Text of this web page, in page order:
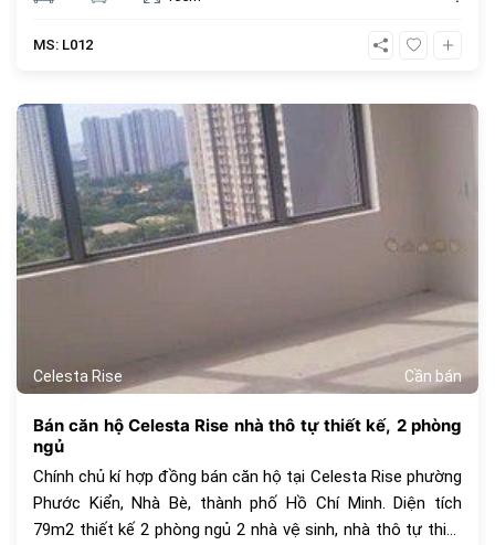
view thoáng mát. Giá thuê 22 triệu. Tiện ích dự án Celesta
Rise mang lại dành cho cư dân với những dịch vụ tiện nghi,
dài 200m, hồ tạo sóng và thác nước nhân tạo, hồ bơi cho
trẻ trên 5 tuổi, khu BBQ, khu cấm trại, sân tennis, sân bóng
rổ, sân golf mini, khu tắm hơi, Jacuzzi, khu hát karaoke,
trung tâm Gym và Yoga, công viên cho thú cưng, khu chiếu
phim ngoài trời, khu nhà trên cây, khu cắm trại,..
MS: L012
Celesta Rise Cần bán
Bán căn hộ Celesta Rise nhà thô tự thiết kế, 2 phòng
ngủ
Chính chủ kí hợp đồng bán căn hộ tại Celesta Rise phường
Phước Kiển, Nhà Bè, thành phố Hồ Chí Minh. Diện tích
79m2 thiết kế 2 phòng ngủ 2 nhà vệ sinh, nhà thô tự thiết